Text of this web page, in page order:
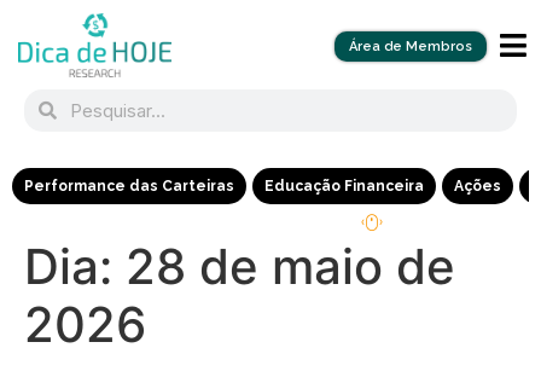
Área de Membros
Performance das Carteiras Educação Financeira Ações
Dia: 28 de maio de
2026